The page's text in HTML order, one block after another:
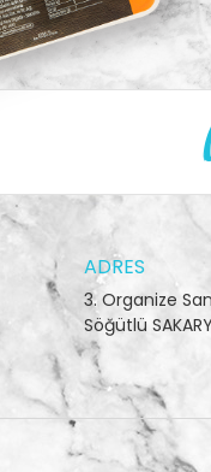
ADRES
3. Organize
Söğütlü